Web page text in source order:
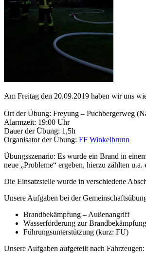
Am Freitag den 20.09.2019 haben wir uns
Ort der Übung: Freyung – Puchbergerweg
Alarmzeit: 19:00 Uhr
Dauer der Übung: 1,5h
Organisator der Übung: FF Winkelbrunn
Übungsszenario: Es wurde ein Brand in
neue „Probleme“ ergeben, hierzu zählten
Die Einsatzstelle wurde in verschiedene
Unsere Aufgaben bei der
Brandbekämpfung – Außenangriff
Wasserförderung zur Brandbekämpfung
Führungsunterstützung (kurz: FU)
Unsere Aufgaben aufgeteilt nach Fahrzeugen: